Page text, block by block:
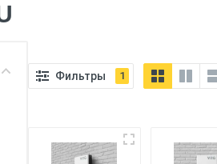
Фильтры 1